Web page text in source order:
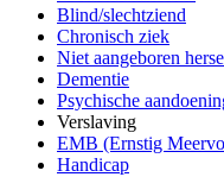
Blind/slechtziend
Chronisch ziek
Niet aangeboren
Dementie
Psychische
Verslaving
EMB (Ernstig
Handicap